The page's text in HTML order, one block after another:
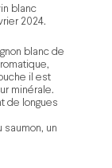
blanc
2024.
blanc de
il est
minérale.
de longues
un